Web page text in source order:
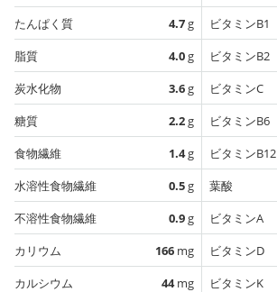
たんぱく質
4.7g
脂質
4.0g
炭水化物
3.6g
糖質
2.2g
食物繊維
1.4g
水溶性食物繊維
0.5g
不溶性食物繊維
0.9g
カリウム
166 mg
カルシウム
44mg
ビタミンB1
ビタミンB2
ビタミンC
ビタミンB6
ビタミンB12
葉酸
ビタミンA
ビタミンD
ビタミンK